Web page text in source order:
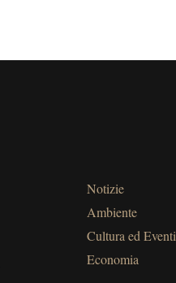
Notizie
Ambiente
Cultura ed Eventi
Economia